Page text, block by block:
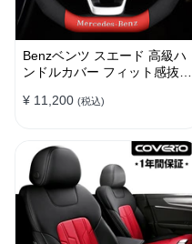
Benzベンツ スエード 高級ハ
ンドルカバー フィット感抜群
38CM
¥ 11,200 (税込)